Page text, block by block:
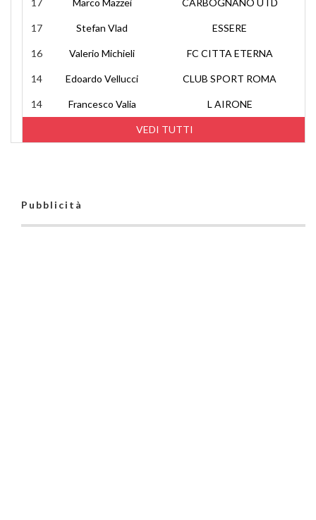
VEDI TUTTI
17 Marco Mazzei CARBOGNANO UTD
17 Stefan Vlad ESSERE
16 Valerio Michieli FC CITTA ETERNA
14 Edoardo Vellucci CLUB SPORT ROMA
14 Francesco Valia L AIRONE
Pubblicità